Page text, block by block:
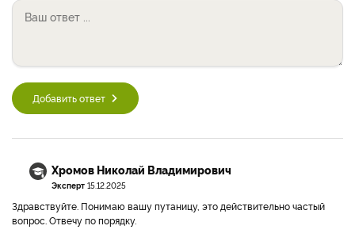
Добавить ответ
Хромов Николай Владимирович
Эксперт 15.12.2025
Здравствуйте. Понимаю вашу путаницу, это действительно частый
вопрос. Отвечу по порядку.